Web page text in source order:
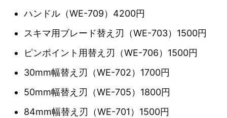
ハンドル（WE-709）4200円
スキマ用ブレード替え刃（WE-703）1500円
ピンポイント用替え刃（WE-706）1500円
30mm幅替え刃（WE-702）1700円
50mm幅替え刃（WE-705）1800円
84mm幅替え刃（WE-701）1500円